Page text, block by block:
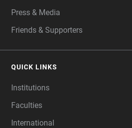
Press & Media
Friends & Supporters
QUICK LINKS
Institutions
Faculties
International